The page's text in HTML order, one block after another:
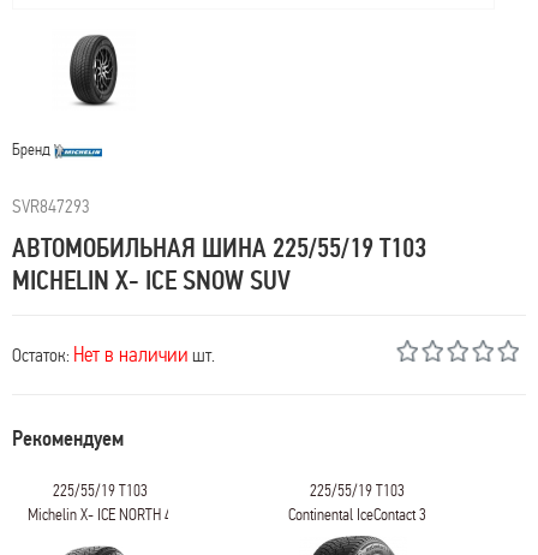
Бренд
SVR847293
АВТОМОБИЛЬНАЯ ШИНА 225/55/19 T103
MICHELIN X- ICE SNOW SUV
Остаток: Нет в наличии шт.
Рекомендуем
225/55/19 T103
Michelin X- ICE NORTH 4
225/55/19 T103
Continental IceContact 3